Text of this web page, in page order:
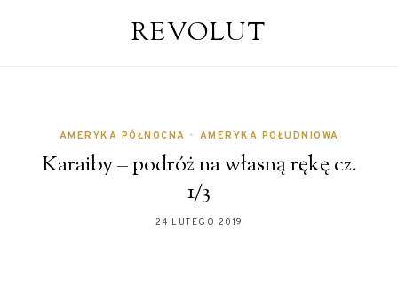
REVOLUT
AMERYKA PÓŁNOCNA • AMERYKA POŁUDNIOWA
Karaiby – podróż na własną rękę cz.
1/3
24 LUTEGO 2019